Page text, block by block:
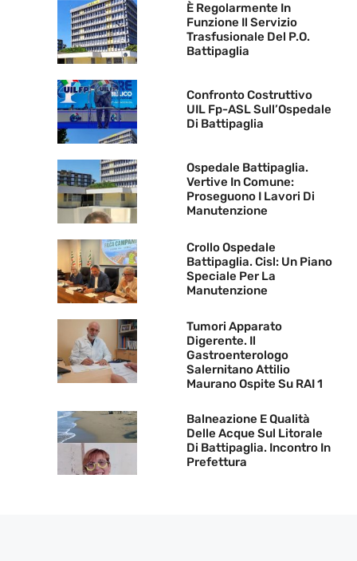
È Regolarmente In
Funzione Il Servizio
Trasfusionale Del P.O.
Battipaglia
Confronto Costruttivo
UIL Fp-ASL Sull’Ospedale
Di Battipaglia
Ospedale Battipaglia.
Vertive In Comune:
Proseguono I Lavori Di
Manutenzione
Crollo Ospedale
Battipaglia. Cisl: Un Piano
Speciale Per La
Manutenzione
Tumori Apparato
Digerente. Il
Gastroenterologo
Salernitano Attilio
Maurano Ospite Su RAI 1
Balneazione E Qualità
Delle Acque Sul Litorale
Di Battipaglia. Incontro In
Prefettura